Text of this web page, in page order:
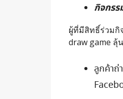
กิจกร
ผู้ที่มีสิทธิ์ร่วมกิ
draw game ลุ้
ลูกค้าถ่